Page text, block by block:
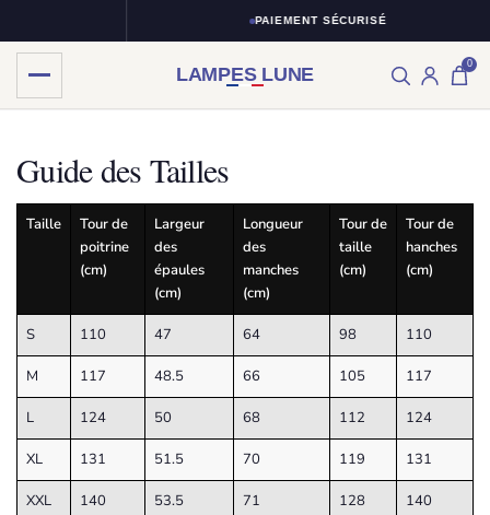
PAIEMENT SÉCURISÉ
LAMPES LUNE 0
navigation
content
Guide des Tailles
Taille
Tour de
poitrine
(cm)
Largeur
des
épaules
(cm)
Longueur
des
manches
(cm)
Tour de
taille
(cm)
Tour de
hanches
(cm)
S 110 47 64 98 110
M 117 48.5 66 105 117
L 124 50 68 112 124
XL 131 51.5 70 119 131
XXL 140 53.5 71 128 140